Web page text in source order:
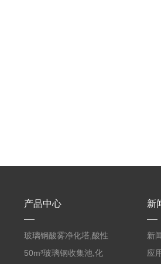
产品中心
玻璃钢酸雾净化塔,酸性
废气洗涤塔处理工艺
50m³玻璃钢收集池,化
新
新
应